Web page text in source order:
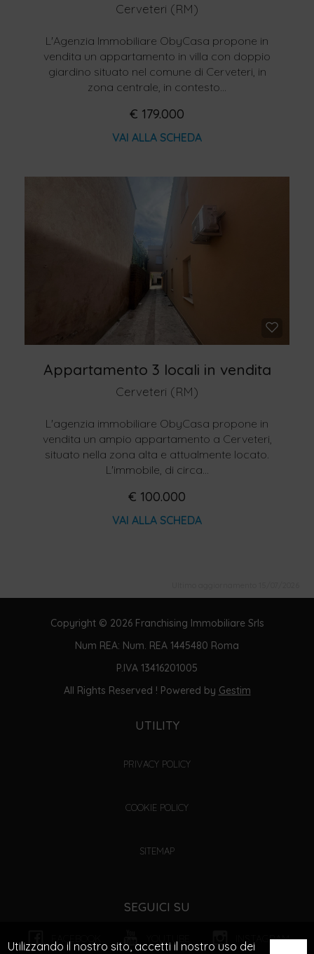
Cerveteri (RM)
L'Agenzia Immobiliare ObyCasa propone in
vendita un appartamento in villa con doppio
giardino situato nel comune di Cerveteri, in
zona centrale, in contesto...
€ 179.000
VAI ALLA SCHEDA
Appartamento 3 locali in vendita
Cerveteri (RM)
L'agenzia immobiliare ObyCasa propone in
vendita un ampio appartamento a Cerveteri,
situato nella zona alta e attualmente locato.
L'immobile, di circa...
€ 100.000
VAI ALLA SCHEDA
Copyright © 2026 Franchising Immobiliare Srls
Num REA: Num. REA 1445480 Roma
P.IVA 13416201005
All Rights Reserved ! Powered by Gestim
UTILITY
PRIVACY POLICY
COOKIE POLICY
SITEMAP
SEGUICI SU
FACEBOOK YOUTUBE INSTAGRAM
Utilizzando il nostro sito, accetti il nostro uso dei